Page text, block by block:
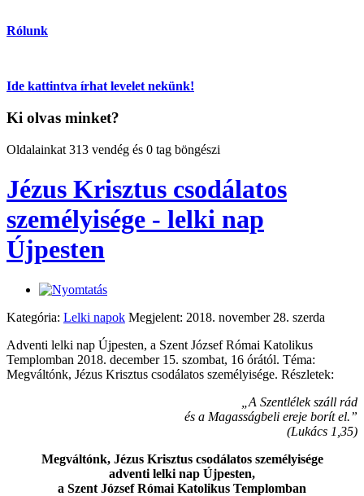
Rólunk
Ide kattintva írhat levelet nekünk!
Ki olvas minket?
Oldalainkat 313 vendég és 0 tag böngészi
Jézus Krisztus csodálatos
személyisége - lelki nap
Újpesten
Kategória: Lelki napok Megjelent: 2018. november 28. szerda
Adventi lelki nap Újpesten, a Szent József Római Katolikus
Templomban 2018. december 15. szombat, 16 órától. Téma:
Megváltónk, Jézus Krisztus csodálatos személyisége. Részletek:
„A Szentlélek száll rád
és a Magasságbeli ereje borít el.”
(Lukács 1,35)
Megváltónk, Jézus Krisztus csodálatos személyisége
adventi lelki nap Újpesten,
a Szent József Római Katolikus Templomban